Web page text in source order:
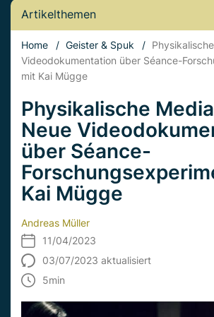
Artikelthemen
Home / Geister & Spuk /
Videodokumentation über Séance-
mit Kai Mügge
Physikalische
Neue
über Séance-
Kai Mügge
Andreas Müller
11/04/2023
03/07/2023 aktualisiert
5min